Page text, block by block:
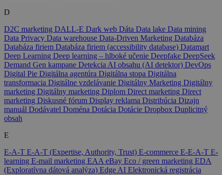
D
D2C marketing DALL-E Dark web Dáta Data lake Data mining
Data Privacy Data warehouse Data-Driven Marketing Databáza
Databáza firiem Databáza firiem (accessibility database) Datamart
Deep Learning Deep learning – hlboké učenie Deepfake DeepSeek
Demand Gen kampane Detekcia AI obsahu (AI detektor) DevOps
Digital Pie Digitálna agentúra Digitálna stopa Digitálna
transformacia Digitálne vzdelávanie Digitálny Marketing Digitálny
marketing Digitálny marketing Diplom Direct marketing Direct
marketing Diskusné fórum Display reklama Distribúcia Dizajn
manuál Dodávatel Doména Dotácia Dotácie Dropbox Duplicitný
obsah
E
E-A-T E-A-T (Expertise, Authority, Trust) E-commerce E-E-A-T E-
learning E-mail marketing EAA eBay Eco / green marketing EDA
(Exploratívna dátová analýza) Edge AI Elektronická registrácia